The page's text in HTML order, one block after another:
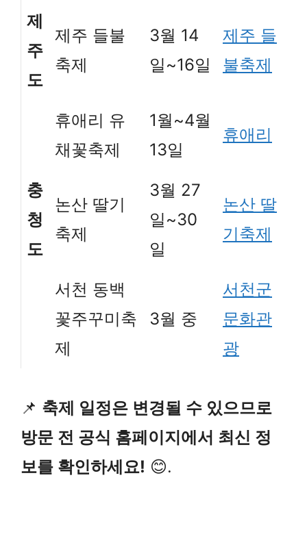
제
주
도
제주 들불
축제
3월 14
일~16일
제주 들
불축제
휴애리 유
채꽃축제
1월~4월
13일
휴애리
충
청
도
논산 딸기
축제
3월 27
일~30
일
논산 딸
기축제
서천 동백
꽃주꾸미축
제
3월 중
서천군
문화관
광
📌 축제 일정은 변경될 수 있으므로
방문 전 공식 홈페이지에서 최신 정
보를 확인하세요! 😊.